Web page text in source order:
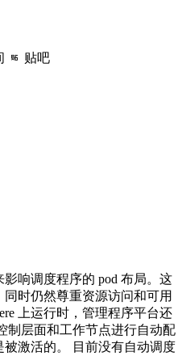
贴吧
影响调度程序的 pod 布局。这
时仍然尊重资源访问和可用
上运行时，管理程序平台还
制层面和工作节点进行自动配
激活的。 目前没有自动调度